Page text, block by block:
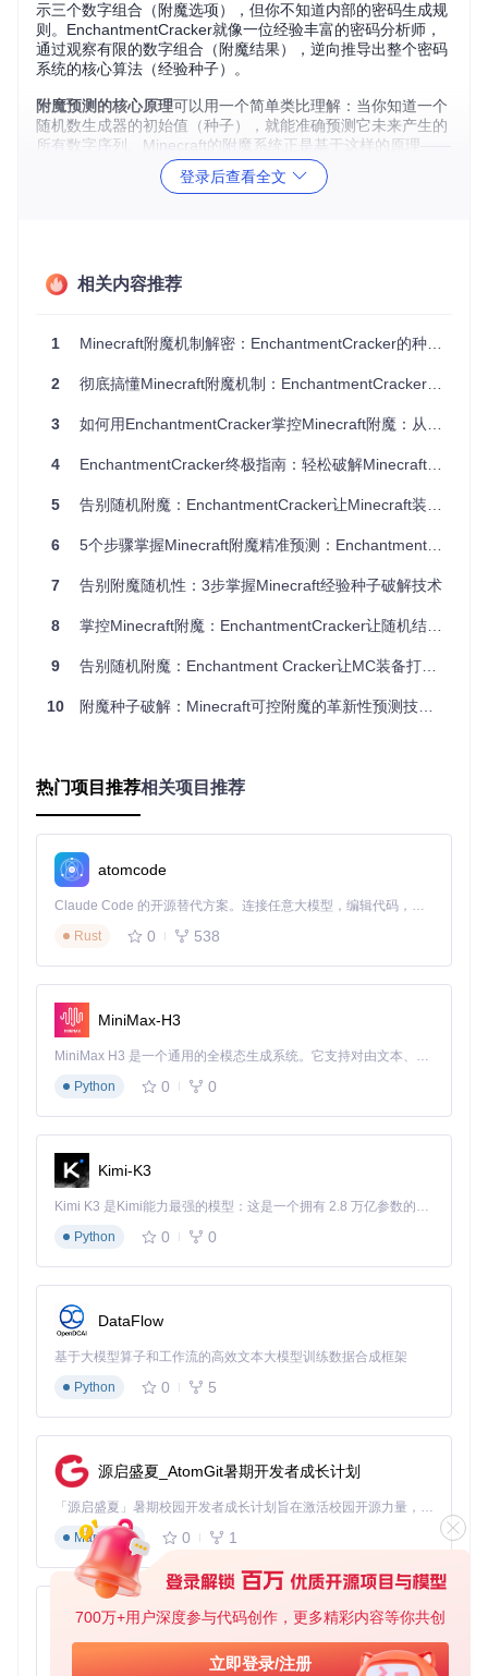
700万+用户深度参与代码创作，更多精彩内容等你共创
立即登录/注册
示三个数字组合（附魔选项），但你不知道内部的密码生成规
则。EnchantmentCracker就像一位经验丰富的密码分析师，
通过观察有限的数字组合（附魔结果），逆向推导出整个密码
系统的核心算法（经验种子）。
附魔预测的核心原理可以用一个简单类比理解：当你知道一个
随机数生成器的初始值（种子），就能准确预测它未来产生的
所有数字序列。Minecraft的附魔系统正是基于这样的原理——
所有附魔结果都由一个称为"经验种子"（Experience Seed）
推导出所有可能的附魔结果。
：记录3-5次附魔台显示的完整选项（物品、附魔
类型、等级和消耗经验）
行比对
一匹配值
消耗经验值，数据越完整，破解成功率越高。
💎 核心价值解析：为什么每个玩家都需要附魔
破解工具
EnchantmentCracker不仅仅是一个技术玩具，它解决了Minec
随机尝试，依赖
运气
精准预测，按需选择
青金石和经验值
大量浪费
节约60%以上
无法获得理想附
魔组合
30-50%
技术侦探发现
：通过分析EnchantmentCracker的源码实现，
我们发现其核心优势来自两个创新点：
双引擎架构
码实现（高性能计算）
版本适配系统
：通过Versions.java模块动态适配不同Minecr
🛠️ 操作框架：从安装到预测的四步实战指南
环境准备与部署
前置条件：确保系统已安装Java 8或更高版本（推荐Java 1
1）
# 获取项目代码
git clone
EnchantmentCracker
# 构建应用程序
构建成功验证
ker-<版本号>.jar文件
数据收集与输入
在游戏中放置附魔台并确保周围书架配置稳定
准备至少3件相同类型的待附魔物品（如3把钻石剑）
对每件物品进行附魔预览（不需要实际消耗资源），记
录：
三个附魔选项的名称和等级
登录后查看全文
相关内容推荐
1 Minecraft附魔机制解密：EnchantmentCracker的种子预测技术探索
2 彻底搞懂Minecraft附魔机制：EnchantmentCracker让随机附魔变可控
3 如何用EnchantmentCracker掌控Minecraft附魔：从随机到精准的效率提升指南
4 EnchantmentCracker终极指南：轻松破解Minecraft附魔密码
5 告别随机附魔：EnchantmentCracker让Minecraft装备强化效率提升300%
6 5个步骤掌握Minecraft附魔精准预测：EnchantmentCracker技术解密
7 告别附魔随机性：3步掌握Minecraft经验种子破解技术
8 掌控Minecraft附魔：EnchantmentCracker让随机结果尽在掌握
9 告别随机附魔：Enchantment Cracker让MC装备打造全掌控
10 附魔种子破解：Minecraft可控附魔的革新性预测技术实践指南
热门项目推荐相关项目推荐
atomcode
Claude Code 的开源替代方案。连接任意大模型，编辑代码，运行命令，自动验证 — 全自动执行。用 Rust 构建，极致性能。 ｜ An open-source alternative to Claude Code. Connect any LLM, edit code, run commands, and verify changes — autonomously. Built in Rust for speed. Get Started
Rust
0 538
MiniMax-H3
MiniMax H3 是一个通用的全模态生成系统。它支持对由文本、图像、视频和音频组成的多模态上下文进行统一理解，并能生成分辨率高达 2K、时长可达 15 秒的带原生立体声音频的视频。得益于面向任务泛化的系统设计，H3 在预训练阶段就已具备广泛的多模态上下文理解与生成能力，能够出色地执行复杂的多模态指令。
Python
0 0
Kimi-K3
Kimi K3 是Kimi能力最强的模型：这是一个拥有 2.8 万亿参数的混合专家（MoE）模型，具备原生视觉理解能力，并支持 100 万 token 的上下文窗口。
Python
0 0
DataFlow
基于大模型算子和工作流的高效文本大模型训练数据合成框架
Python
0 5
源启盛夏_AtomGit暑期开发者成长计划
「源启盛夏」暑期校园开发者成长计划旨在激活校园开源力量，通过积分激励、认证扶持、资源倾斜等形式，引导高校组织和开发者完成「入驻 — 建项目 — 做贡献 — 获认证 — 得资源」的完整闭环。无论你是想带领社团入驻平台的组织者，还是希望用代码贡献证明自己的开发者，都能在这里找到属于你的成长路径。
Markdown
0 1
py-xiaozhi
基于Python的Xiaozhi AI，适用于想要完整Xiaozhi体验而无需拥有专用硬件的用户。